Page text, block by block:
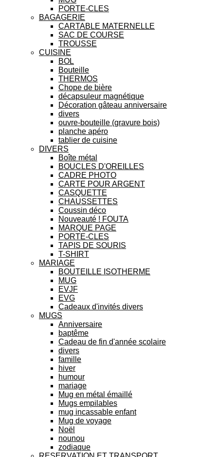
PORTE-CLES
BAGAGERIE
CARTABLE MATERNELLE
SAC DE COURSE
TROUSSE
CUISINE
BOL
Bouteille
THERMOS
Chope de bière
décapsuleur magnétique
Décoration gâteau anniversaire
divers
ouvre-bouteille (gravure bois)
planche apéro
tablier de cuisine
DIVERS
Boîte métal
BOUCLES D'OREILLES
CADRE PHOTO
CARTE POUR ARGENT
CASQUETTE
CHAUSSETTES
Coussin déco
Nouveauté ! FOUTA
MARQUE PAGE
PORTE-CLES
TAPIS DE SOURIS
T-SHIRT
MARIAGE
BOUTEILLE ISOTHERME
MUG
EVJF
EVG
Cadeaux d'invités divers
MUGS
Anniversaire
baptême
Cadeau de fin d'année scolaire
divers
famille
hiver
humour
mariage
Mug en métal émaillé
Mugs empilables
mug incassable enfant
Mug de voyage
Noël
nounou
zodiaque